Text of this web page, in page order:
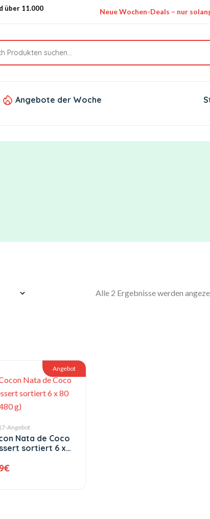
über 11.000
Neue Wochen-Deals – nur
Angebote der Woche
Alle 2 Ergebnisse werden
Angebot
Angebot
Nata de Coco
sortiert 6 x
€